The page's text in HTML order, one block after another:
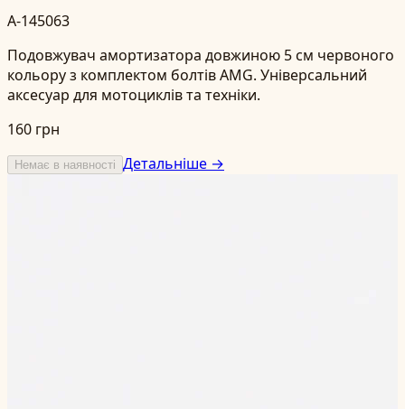
A-145063
Подовжувач амортизатора довжиною 5 см червоного
кольору з комплектом болтів AMG. Універсальний
аксесуар для мотоциклів та техніки.
160 грн
Немає в наявності Детальніше →